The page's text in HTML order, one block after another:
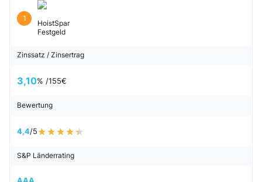
1
HoistSpar
Festgeld
Zinssatz / Zinsertrag
3,10% /155€
Bewertung
4,4/5
S&P Länderrating